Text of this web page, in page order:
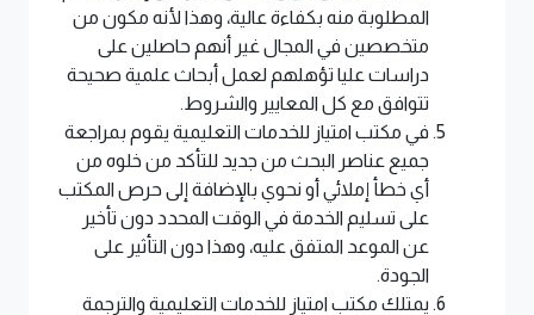
المطلوبة منه بكفاءة عالية، وهذا لأنه مكون من
متخصصين في المجال غير أنهم حاصلين على
دراسات عليا تؤهلهم لعمل أبحاث علمية صحيحة
تتوافق مع كل المعايير والشروط.
في مكتب امتياز للخدمات التعليمية يقوم بمراجعة
جميع عناصر البحث من جديد للتأكد من خلوه من
أي خطأ إملائي أو نحوي بالإضافة إلى حرص المكتب
على تسليم الخدمة في الوقت المحدد دون تأخير
عن الموعد المتفق عليه، وهذا دون التأثير على
الجودة.
يمتلك مكتب امتياز للخدمات التعليمية والترجمة